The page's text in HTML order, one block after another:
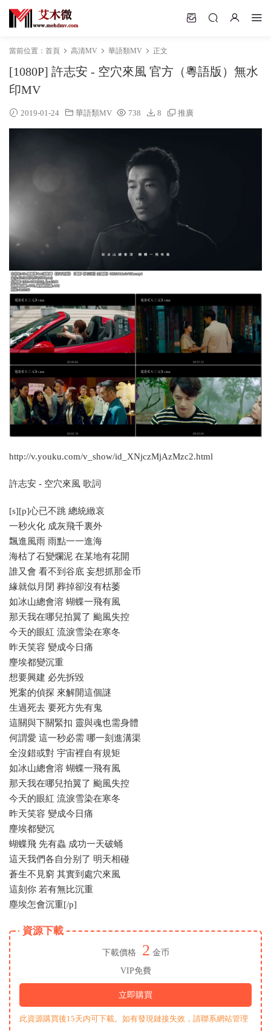
當前位置： 首頁 高清MV 華語類MV 正文
[1080P] 許志安 - 空穴來風 官方（粵語版）無水
印MV
2019-01-24 華語類MV 738 8 推廣
http://v.youku.com/v_show/id_XNjczMjAzMzc2.html
許志安 - 空穴來風 歌詞
[s][p]心已不跳 總統緻哀
一秒火化 成灰飛千裏外
飄進風雨 雨點一一進海
海枯了石變爛泥 在某地有花開
誰又會 看不到谷底 妄想抓那金币
緣就似月閉 葬掉卻沒有枯萎
如冰山總會溶 蝴蝶一飛有風
那天我在哪兒拍翼了 颱風失控
今天的眼紅 流淚雪染在寒冬
昨天笑容 變成今日痛
麈埃都變沉重
想要興建 必先拆毀
兇案的偵探 來解開這個謎
生過死去 要死方先有鬼
這關與下關緊扣 靈與魂也需身體
何謂愛 這一秒必需 哪一刻進溝渠
全沒錯或對 宇宙裡自有規矩
如冰山總會溶 蝴蝶一飛有風
那天我在哪兒拍翼了 颱風失控
今天的眼紅 流淚雪染在寒冬
昨天笑容 變成今日痛
麈埃都變沉
蝴蝶飛 先有蟲 成功一天破蛹
這天我們各自分别了 明天相碰
蒼生不見窮 其實到處穴來風
這刻你 若有無比沉重
塵埃怎會沉重[/p]
資源下載
下載價格 2 金币
VIP免費
立即購買
此資源購買後15天内可下載。如有發現鏈接失效，請聯系網站管理